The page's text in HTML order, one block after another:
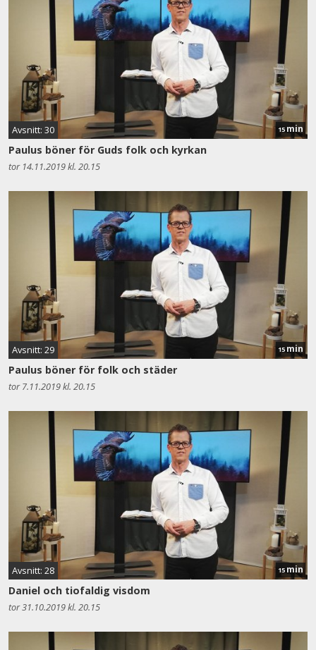
Avsnitt: 30 15 min
Paulus böner för Guds folk och kyrkan
tor 14.11.2019 kl. 20.15
Avsnitt: 29 15 min
Paulus böner för folk och städer
tor 7.11.2019 kl. 20.15
Avsnitt: 28 15 min
Daniel och tiofaldig visdom
tor 31.10.2019 kl. 20.15